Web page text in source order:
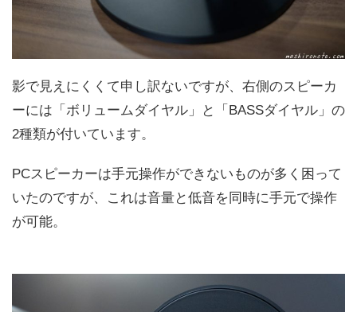
影で見えにくくて申し訳ないですが、右側のスピーカ
ーには「ボリュームダイヤル」と「BASSダイヤル」の
2種類が付いています。
PCスピーカーは手元操作ができないものが多く困って
いたのですが、これは音量と低音を同時に手元で操作
が可能。